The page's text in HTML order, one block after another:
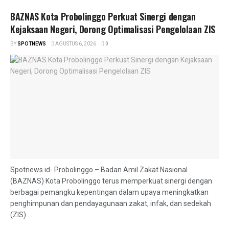
BAZNAS Kota Probolinggo Perkuat Sinergi dengan
Kejaksaan Negeri, Dorong Optimalisasi Pengelolaan ZIS
BYSPOTNEWS AGUSTUS 6, 2026 0
Spotnews.id- Probolinggo – Badan Amil Zakat Nasional
(BAZNAS) Kota Probolinggo terus memperkuat sinergi dengan
berbagai pemangku kepentingan dalam upaya meningkatkan
penghimpunan dan pendayagunaan zakat, infak, dan sedekah
(ZIS)....